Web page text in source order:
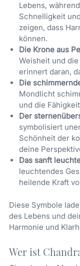
Lebens,
Schnelligkeit
zeigen, dass
können.
Die Krone aus
Weisheit und
erinnert daran,
Die
Mondlicht
und die
Der
symbolisiert
Schönheit der
deine
Das sanft
leuchtendes
heilende Kraft
Diese Symbole
des Lebens und
Harmonie und
Wer ist